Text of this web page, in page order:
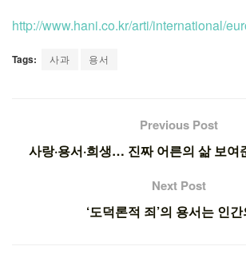
http://www.hani.co.kr/arti/international/
Tags: 사과 용서
Previous Post
사랑·용서·희생… 진짜 어른의 삶 보여
Next Post
‘도덕론적 죄’의 용서는 인